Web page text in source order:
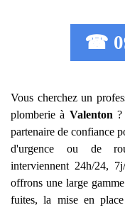
☎
Vous cherchez un
plomberie à Valenton
partenaire de confiance
d'urgence ou de
interviennent 24h/24,
offrons une large
fuites, la mise en